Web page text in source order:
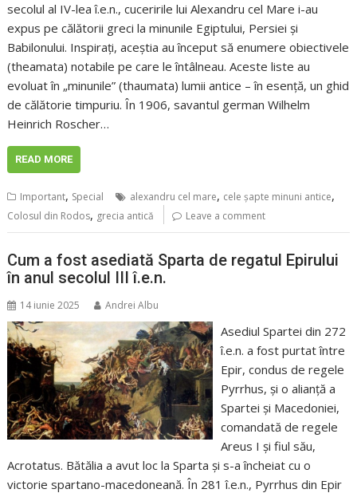
secolul al IV-lea î.e.n., cuceririle lui Alexandru cel Mare i-au
expus pe călătorii greci la minunile Egiptului, Persiei și
Babilonului. Inspirați, aceștia au început să enumere obiectivele
(theamata) notabile pe care le întâlneau. Aceste liste au
evoluat în „minunile” (thaumata) lumii antice – în esență, un ghid
de călătorie timpuriu. În 1906, savantul german Wilhelm
Heinrich Roscher…
READ MORE
Important, Special alexandru cel mare, cele șapte minuni antice,
Colosul din Rodos, grecia antică Leave a comment
Cum a fost asediată Sparta de regatul Epirului
în anul secolul III î.e.n.
14 iunie 2025 Andrei Albu
Asediul Spartei din 272
î.e.n. a fost purtat între
Epir, condus de regele
Pyrrhus, și o alianță a
Spartei și Macedoniei,
comandată de regele
Areus I și fiul său,
Acrotatus. Bătălia a avut loc la Sparta și s-a încheiat cu o
victorie spartano-macedoneană. În 281 î.e.n., Pyrrhus din Epir